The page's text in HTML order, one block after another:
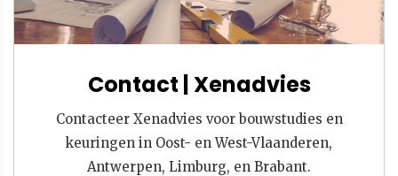
Contact | Xenadvies
Contacteer Xenadvies voor bouwstudies en
keuringen in Oost- en West-Vlaanderen,
Antwerpen, Limburg, en Brabant.